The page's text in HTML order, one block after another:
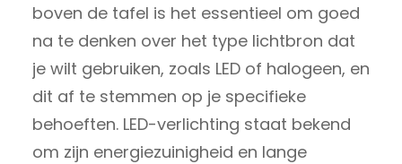
boven de tafel is het essentieel om goed
na te denken over het type lichtbron dat
je wilt gebruiken, zoals LED of halogeen, en
dit af te stemmen op je specifieke
behoeften. LED-verlichting staat bekend
om zijn energiezuinigheid en lange